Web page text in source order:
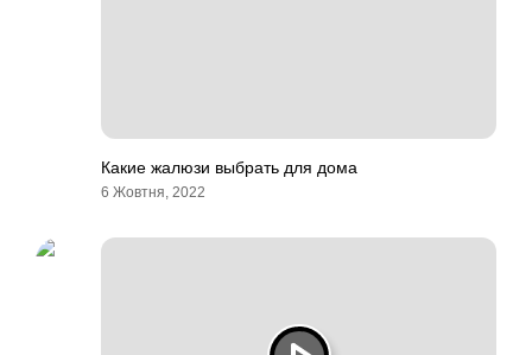
Какие жалюзи выбрать для дома
6 Жовтня, 2022